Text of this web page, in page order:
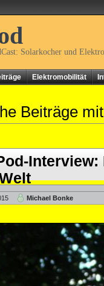
Solarkocher und
Elektromobilität
Beiträge
Michael Bonke